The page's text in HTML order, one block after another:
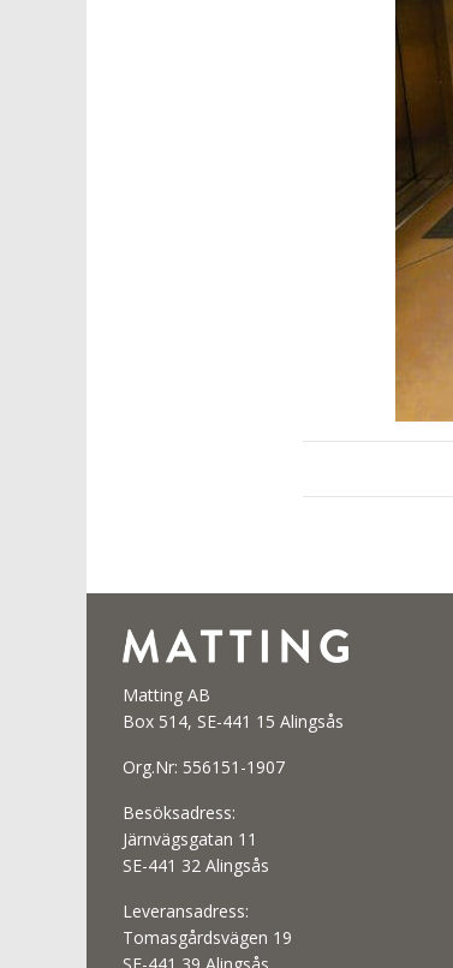
Matting AB
Box 514, SE-441 15 Alingsås
Org.Nr: 556151-1907
Besöksadress:
Järnvägsgatan 11
SE-441 32 Alingsås
Leveransadress:
Tomasgårdsvägen 19
SE-441 39 Alingsås